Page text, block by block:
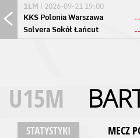
1LM | 2026-09-21 19:00
KKS Polonia Warszawa
Solvera Sokół Łańcut
U15M
STATYSTYKI MECZ